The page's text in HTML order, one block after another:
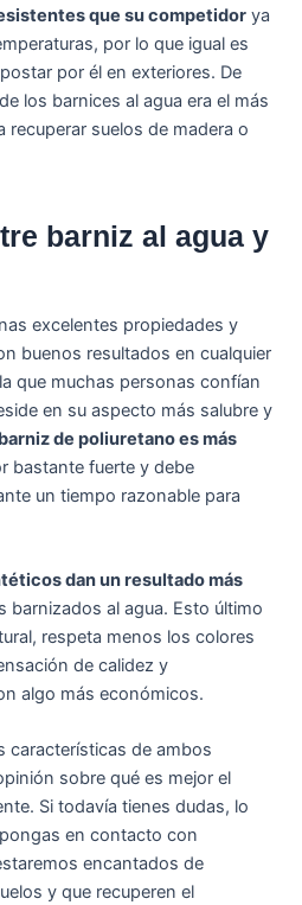
que su competidor ya
por lo que igual es
por él en exteriores. De
los barnices al agua era el más
recuperar suelos de madera o
barniz al agua y
excelentes propiedades y
buenos resultados en cualquier
que muchas personas confían
en su aspecto más salubre y
barniz de poliuretano es más
bastante fuerte y debe
un tiempo razonable para
dan un resultado más
barnizados al agua. Esto último
respeta menos los colores
de calidez y
algo más económicos.
características de ambos
sobre qué es mejor el
Si todavía tienes dudas, lo
en contacto con
encantados de
y que recuperen el